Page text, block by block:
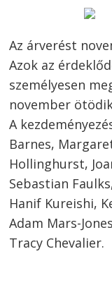
Az árverést
Azok az
személyesen
november
A
Barnes,
Hollinghurst,
Sebastian
Hanif Kureishi,
Adam Mars-
Tracy Chevalier.